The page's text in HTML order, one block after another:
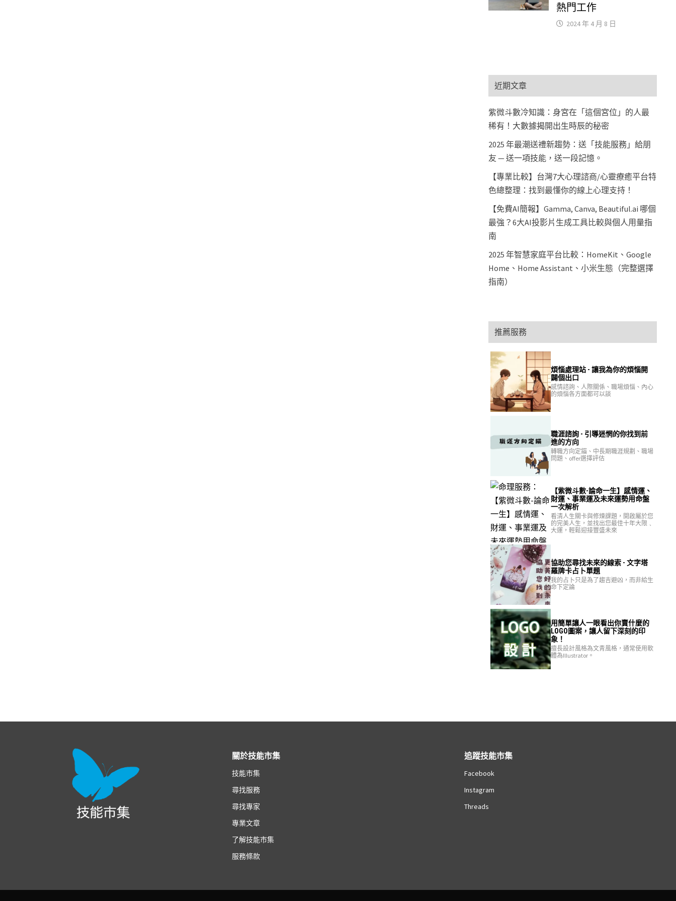
熱門工作
2024 年 4 月 8 日
近期文章
紫微斗數冷知識：身宮在「這個宮位」的人最
稀有！大數據揭開出生時辰的秘密
2025 年最潮送禮新趨勢：送「技能服務」給朋
友 — 送一項技能，送一段記憶。
【專業比較】台灣7大心理諮商/心靈療癒平台特
色總整理：找到最懂你的線上心理支持！
【免費AI簡報】Gamma, Canva, Beautiful.ai 哪個
最強？6大AI投影片生成工具比較與個人用量指
南
2025 年智慧家庭平台比較：HomeKit、Google
Home、Home Assistant、小米生態（完整選擇
指南）
推薦服務
煩惱處理站 - 讓我為你的煩惱開
闢個出口
感情諮詢、人際關係、職場煩惱、內心
的煩惱各方面都可以談
職涯諮詢 - 引導迷惘的你找到前
進的方向
轉職方向定錨、中長期職涯規劃、職場
問題、offer選擇評估
【紫微斗數-論命一生】感情運、
財運、事業運及未來運勢用命盤
一次解析
看清人生關卡與修煉課題，開啟屬於您
的完美人生，並找出您最佳十年大限﹑
大運，輕鬆迎接豐盛未來
協助您尋找未來的線索 - 文字塔
羅牌卡占卜單題
我的占卜只是為了趨吉避凶，而非給生
命下定論
用簡單讓人一眼看出你賣什麼的
LOGO圖案，讓人留下深刻的印
象！
擅長設計風格為文青風格，通常使用軟
體為Illustrator。
關於技能市集
技能市集
尋找服務
尋找專家
專業文章
了解技能市集
服務條款
追蹤技能市集
Facebook
Instagram
Threads